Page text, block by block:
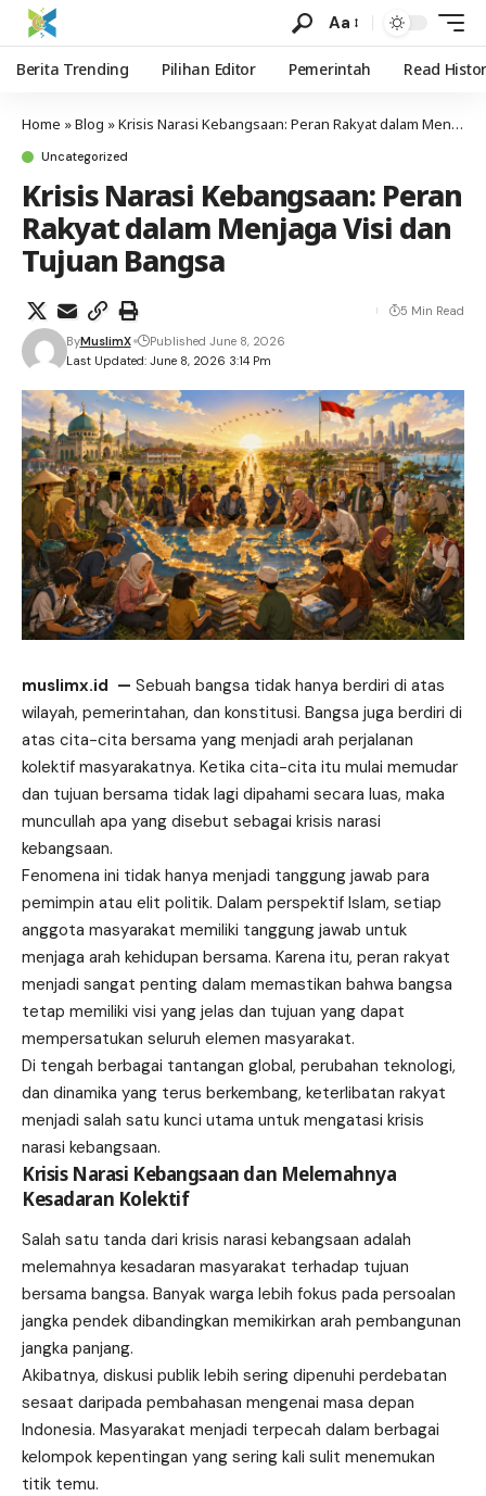
Aa
Berita Trending Pilihan Editor Pemerintah Read
Home »Blog »Krisis Narasi Kebangsaan: Peran Rakyat dalam Menjaga Visi dan Tujuan Bangsa
Uncategorized
Krisis Narasi Kebangsaan: Peran
Rakyat dalam Menjaga Visi dan
Tujuan Bangsa
Last Updated: June 8, 2026 3:14 Pm
ByMuslimX Published June 8, 2026
5 Min Read
muslimx.id — Sebuah bangsa tidak hanya berdiri di atas
wilayah, pemerintahan, dan konstitusi. Bangsa juga berdiri di
atas cita-cita bersama yang menjadi arah perjalanan
kolektif masyarakatnya. Ketika cita-cita itu mulai memudar
dan tujuan bersama tidak lagi dipahami secara luas, maka
muncullah apa yang disebut sebagai krisis narasi
kebangsaan.
Fenomena ini tidak hanya menjadi tanggung jawab para
pemimpin atau elit politik. Dalam perspektif Islam, setiap
anggota masyarakat memiliki tanggung jawab untuk
menjaga arah kehidupan bersama. Karena itu, peran rakyat
menjadi sangat penting dalam memastikan bahwa bangsa
tetap memiliki visi yang jelas dan tujuan yang dapat
mempersatukan seluruh elemen masyarakat.
Di tengah berbagai tantangan global, perubahan teknologi,
dan dinamika yang terus berkembang, keterlibatan rakyat
menjadi salah satu kunci utama untuk mengatasi krisis
narasi kebangsaan.
Krisis Narasi Kebangsaan dan Melemahnya
Kesadaran Kolektif
Salah satu tanda dari krisis narasi kebangsaan adalah
melemahnya kesadaran masyarakat terhadap tujuan
bersama bangsa. Banyak warga lebih fokus pada persoalan
jangka pendek dibandingkan memikirkan arah pembangunan
jangka panjang.
Akibatnya, diskusi publik lebih sering dipenuhi perdebatan
sesaat daripada pembahasan mengenai masa depan
Indonesia. Masyarakat menjadi terpecah dalam berbagai
kelompok kepentingan yang sering kali sulit menemukan
titik temu.